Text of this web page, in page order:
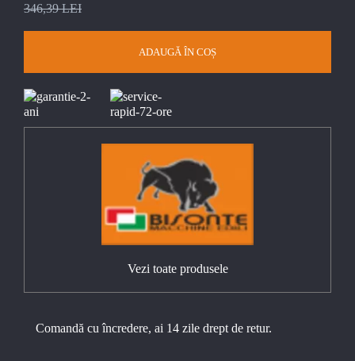
346,39 LEI
ADAUGĂ ÎN COȘ
Vezi toate produsele
Comandă cu încredere, ai 14 zile drept de retur.